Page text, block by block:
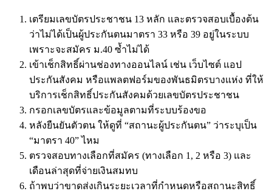
เตรียมเลขบัตรประชาชน 13 หลัก และตรวจสอบเบื้องต้น
ว่าไม่ได้เป็นผู้ประกันตนมาตรา 33 หรือ 39 อยู่ในระบบ
เพราะจะสมัคร ม.40 ซ้ำไม่ได้
เข้าเช็กสิทธิ์ผ่านช่องทางออนไลน์ เช่น เว็บไซต์ แอป
ประกันสังคม หรือแพลตฟอร์มของพันธมิตรบางแห่ง ที่ให้
บริการเช็กสิทธิ์ประกันสังคมด้วยเลขบัตรประชาชน
กรอกเลขบัตรและข้อมูลตามที่ระบบร้องขอ​
หลังยืนยันตัวตน ให้ดูที่ “สถานะผู้ประกันตน” ว่าระบุเป็น
“มาตรา 40” ไหม
ตรวจสอบทางเลือกที่สมัคร (ทางเลือก 1, 2 หรือ 3) และ
เดือนล่าสุดที่จ่ายเงินสมทบ
ถ้าพบว่าขาดส่งเกินระยะเวลาที่กำหนดหรือสถานะสิทธิ์